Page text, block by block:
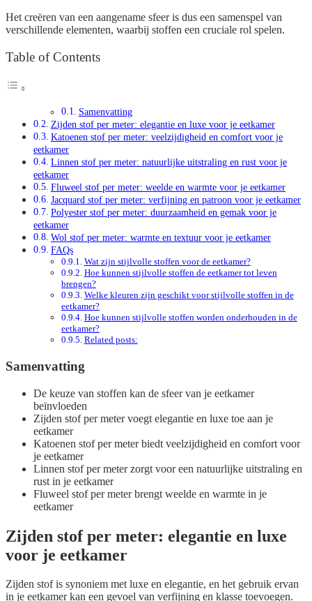
Het creëren van een aangename sfeer is dus een samenspel van
verschillende elementen, waarbij stoffen een cruciale rol spelen.
Table of Contents
Samenvatting
Zijden stof per meter: elegantie en luxe voor je eetkamer
Katoenen stof per meter: veelzijdigheid en comfort voor je
eetkamer
Linnen stof per meter: natuurlijke uitstraling en rust voor je
eetkamer
Fluweel stof per meter: weelde en warmte voor je eetkamer
Jacquard stof per meter: verfijning en patroon voor je eetkamer
Polyester stof per meter: duurzaamheid en gemak voor je
eetkamer
Wol stof per meter: warmte en textuur voor je eetkamer
FAQs
Wat zijn stijlvolle stoffen voor de eetkamer?
Hoe kunnen stijlvolle stoffen de eetkamer tot leven
brengen?
Welke kleuren zijn geschikt voor stijlvolle stoffen in de
eetkamer?
Hoe kunnen stijlvolle stoffen worden onderhouden in de
eetkamer?
Related posts:
Samenvatting
De keuze van stoffen kan de sfeer van je eetkamer
beïnvloeden
Zijden stof per meter voegt elegantie en luxe toe aan je
eetkamer
Katoenen stof per meter biedt veelzijdigheid en comfort voor
je eetkamer
Linnen stof per meter zorgt voor een natuurlijke uitstraling en
rust in je eetkamer
Fluweel stof per meter brengt weelde en warmte in je
eetkamer
Zijden stof per meter: elegantie en luxe
voor je eetkamer
Zijden stof is synoniem met luxe en elegantie, en het gebruik ervan
in je eetkamer kan een gevoel van verfijning en klasse toevoegen.